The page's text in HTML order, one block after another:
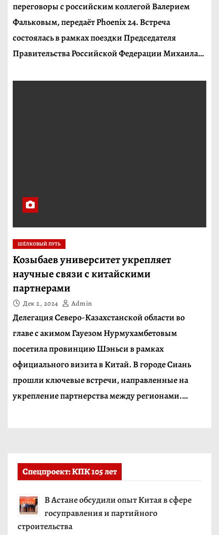
переговоры с российским коллегой Валерием
Фальковым, передаёт Phoenix 24. Встреча
состоялась в рамках поездки Председателя
Правительства Российской Федерации Михаила…
ШЁЛКОВЫЙ ПУТЬ
Козыбаев университет укрепляет
научные связи с китайскими
партнерами
Дек 2, 2024 Admin
Делегация Северо-Казахстанской области во
главе с акимом Гауезом Нурмухамбетовым
посетила провинцию Шэньси в рамках
официального визита в Китай. В городе Сиань
прошли ключевые встречи, направленные на
укрепление партнерства между регионами.…
Спецпроект: КПК 105 лет
В Астане обсудили опыт Китая в сфере
госуправления и партийного
строительства